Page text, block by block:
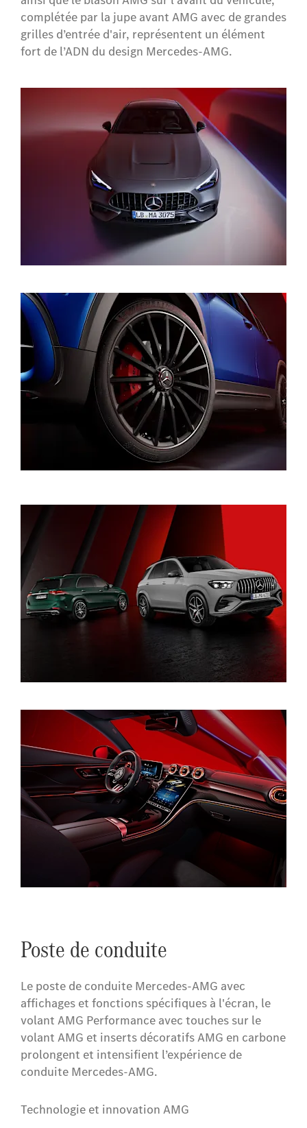
complétée par la jupe avant AMG avec de grandes
grilles d’entrée d'air, représentent un élément
fort de l’ADN du design Mercedes-AMG.
Poste de conduite
Le poste de conduite Mercedes-AMG avec
affichages et fonctions spécifiques à l'écran, le
volant AMG Performance avec touches sur le
volant AMG et inserts décoratifs AMG en carbone
prolongent et intensifient l’expérience de
conduite Mercedes-AMG.
Technologie et innovation AMG